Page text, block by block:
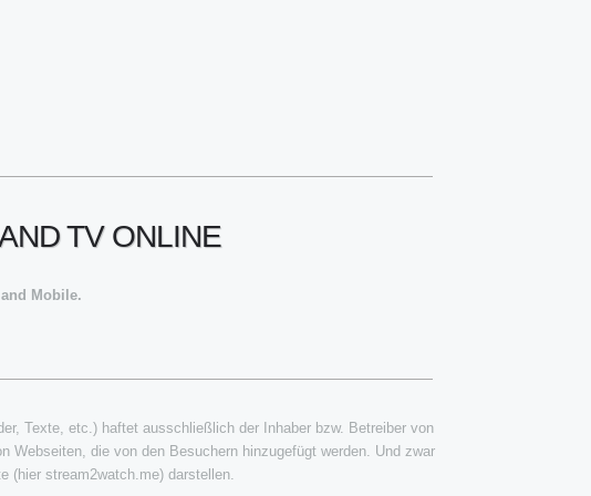
TV ONLINE
Mobile.
Texte, etc.) haftet ausschließlich der Inhaber bzw. Betreiber von
die von den Besuchern hinzugefügt werden. Und zwar
(hier stream2watch.me) darstellen.